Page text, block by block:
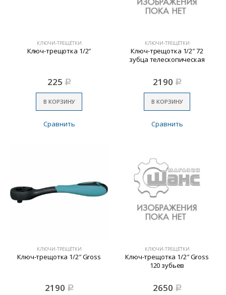
КЛЮЧИ-ТРЕЩЁТКИ
Ключ-трещотка 1/2″
225 Р
В КОРЗИНУ
Сравнить
КЛЮЧИ-ТРЕЩЁТКИ
Ключ-трещотка 1/2″ 72
зубца телескопическая
2190 Р
В КОРЗИНУ
Сравнить
КЛЮЧИ-ТРЕЩЁТКИ
Ключ-трещотка 1/2″ Gross
2190 Р
КЛЮЧИ-ТРЕЩЁТКИ
Ключ-трещотка 1/2″ Gross
120 зубьев
2650 Р